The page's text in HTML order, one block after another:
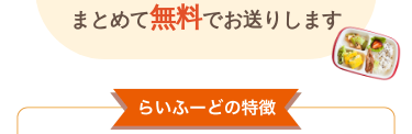
まとめて無料でお送りします